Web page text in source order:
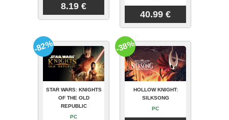
8.19 €
40.99 €
STAR WARS: KNIGHTS
OF THE OLD
REPUBLIC
PC
-82%
HOLLOW KNIGHT:
SILKSONG
PC
-38%